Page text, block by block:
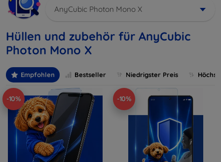
AnyCubic Photon Mono X
Hüllen und zubehör für AnyCubic
Photon Mono X
Empfohlen Bestseller Niedrigster Preis
-10% -10%